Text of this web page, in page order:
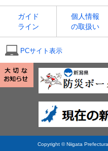
ガイド
ライン
個人情報
の取扱い
PCサイト表示
Copyright © Niigata